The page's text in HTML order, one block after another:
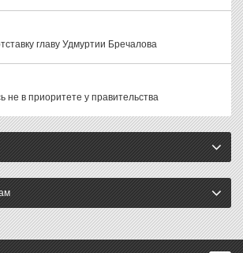
главу Удмуртии Бречалова
не в приоритете у правительства